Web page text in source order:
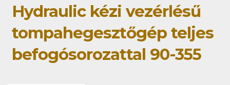
Hydraulic kézi vezérlésű
tompahegesztőgép teljes
befogósorozattal 90-355